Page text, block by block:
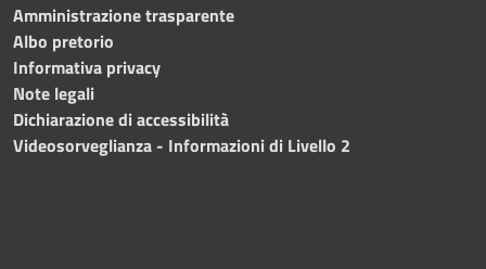
Amministrazione trasparente
Albo pretorio
Informativa privacy
Note legali
Dichiarazione di accessibilità
Videosorveglianza - Informazioni di Livello 2